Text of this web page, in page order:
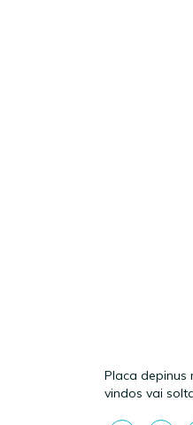
Placa depinus
vindos vai